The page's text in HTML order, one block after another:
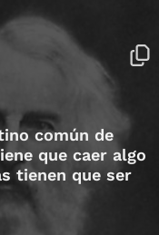
común de
que caer algo
tienen que ser